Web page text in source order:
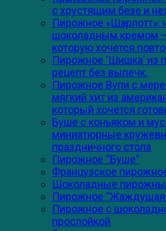
с хрустящим безе и
Пирожное «Шарлотт»:
шоколадным кремом
которую хочется
Пирожное ‘Шишка’ из
рецепт без выпечк.
Пирожное Вупи с
мягкий хит из
который хочется
Буше с коньяком и
миниатюрные
праздничного стола
Пирожное “Буше”
Французское
Шоколадные
Пирожное “Жаждущая
Пирожное с
прослойкой